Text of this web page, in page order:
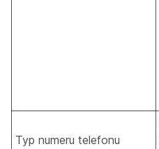
Typ numeru telefonu